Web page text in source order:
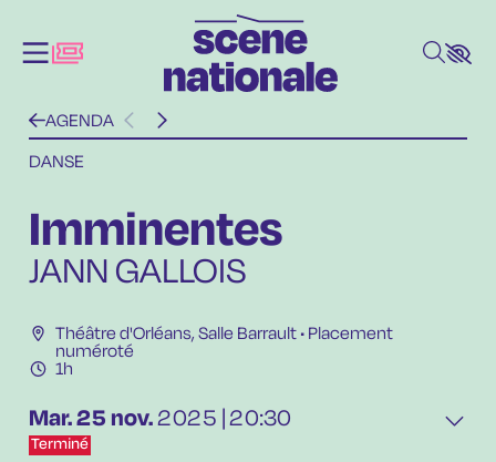
AGENDA
DANSE
Imminentes
JANN GALLOIS
Théâtre d'Orléans, Salle Barrault• Placement
numéroté
1h
Mar.25 nov.2025 20:30
Terminé